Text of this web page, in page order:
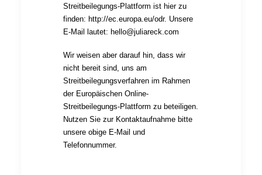
Streitbeilegungs-Plattform ist hier zu
finden: http://ec.europa.eu/odr. Unsere
E-Mail lautet: hello@juliareck.com
Wir weisen aber darauf hin, dass wir
nicht bereit sind, uns am
Streitbeilegungsverfahren im Rahmen
der Europäischen Online-
Streitbeilegungs-Plattform zu beteiligen.
Nutzen Sie zur Kontaktaufnahme bitte
unsere obige E-Mail und
Telefonnummer.